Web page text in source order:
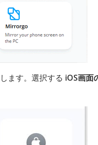
ます。選択する iOS画面